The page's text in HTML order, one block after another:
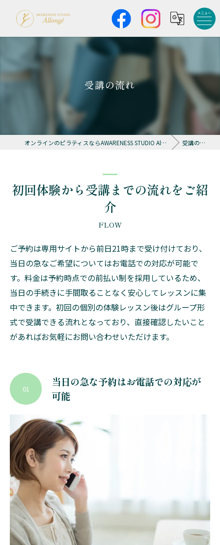
受講の流れ
オンラインのピラティスならAWARENESS STUDIO Allongé 受講の流れ
初回体験から受講までの流れをご紹
介
FLOW
ご予約は専用サイトから前日21時まで受け付けており、
当日の急なご希望についてはお電話での対応が可能で
す。料金は予約時点での前払い制を採用しているため、
当日の手続きに手間取ることなく安心してレッスンに集
中できます。初回の個別の体験レッスン後はグループ形
式で受講できる流れとなっており、直接確認したいこと
があればお気軽にお問い合わせいただけます。
当日の急な予約はお電話での対応が
可能
01